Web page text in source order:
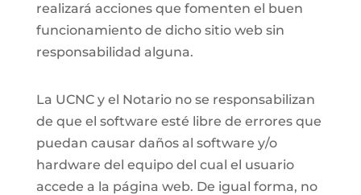
realizará acciones que fomenten el buen
funcionamiento de dicho sitio web sin
responsabilidad alguna.
La UCNC y el Notario no se responsabilizan
de que el software esté libre de errores que
puedan causar daños al software y/o
hardware del equipo del cual el usuario
accede a la página web. De igual forma, no